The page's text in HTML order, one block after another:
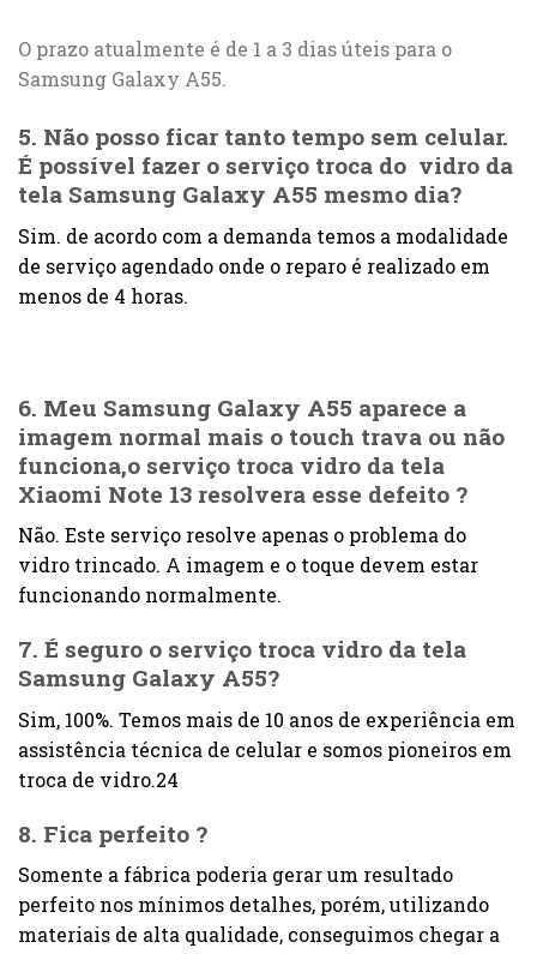
O prazo atualmente é de 1 a 3 dias úteis para o
Samsung Galaxy A55.
5. Não posso ficar tanto tempo sem celular.
É possível fazer o serviço troca do vidro da
tela Samsung Galaxy A55 mesmo dia?
Sim. de acordo com a demanda temos a modalidade
de serviço agendado onde o reparo é realizado em
menos de 4 horas.
6. Meu Samsung Galaxy A55 aparece a
imagem normal mais o touch trava ou não
funciona,o serviço troca vidro da tela
Xiaomi Note 13 resolvera esse defeito ?
Não. Este serviço resolve apenas o problema do
vidro trincado. A imagem e o toque devem estar
funcionando normalmente.
7. É seguro o serviço troca vidro da tela
Samsung Galaxy A55?
Sim, 100%. Temos mais de 10 anos de experiência em
assistência técnica de celular e somos pioneiros em
troca de vidro.24
8. Fica perfeito ?
Somente a fábrica poderia gerar um resultado
perfeito nos mínimos detalhes, porém, utilizando
materiais de alta qualidade, conseguimos chegar a